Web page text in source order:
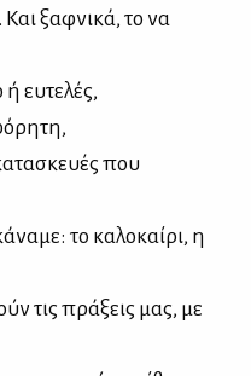
ξαφνικά, το να
ευτελές,
που
το καλοκαίρι, η
τις πράξεις μας, με